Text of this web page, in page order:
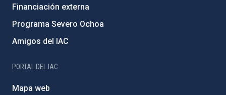
Financiación externa
Programa Severo Ochoa
Amigos del IAC
PORTAL DEL IAC
Mapa web